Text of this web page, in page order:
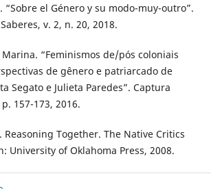
“Sobre el Género y su modo-muy-outro”.
v. 2, n. 20, 2018.
Marina. “Feminismos de/pós coloniais
de gênero e patriarcado de
Segato e Julieta Paredes”. Captura
157-173, 2016.
Reasoning Together. The Native Critics
University of Oklahoma Press, 2008.